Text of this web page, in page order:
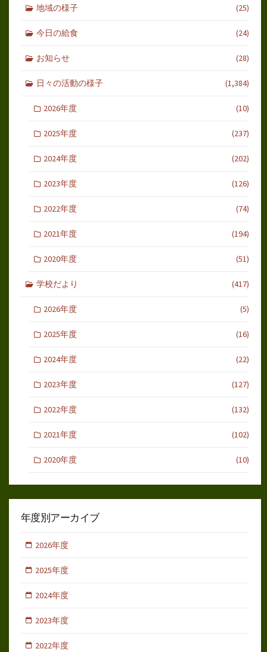
地域の様子 (25)
今日の給食 (24)
お知らせ (28)
日々の活動の様子 (1,384)
2026年度 (10)
2025年度 (237)
2024年度 (202)
2023年度 (126)
2022年度 (74)
2021年度 (194)
2020年度 (51)
学校だより (417)
2026年度 (5)
2025年度 (16)
2024年度 (22)
2023年度 (127)
2022年度 (132)
2021年度 (102)
2020年度 (10)
年度別アーカイブ
2026年度
2025年度
2024年度
2023年度
2022年度